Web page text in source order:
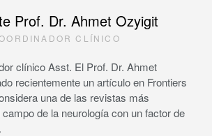
Prof. Dr. Ahmet Ozyigit
CLÍNICO
clínico Asst. El Prof. Dr. Ahmet
recientemente un artículo en Frontiers
una de las revistas más
de la neurología con un factor de